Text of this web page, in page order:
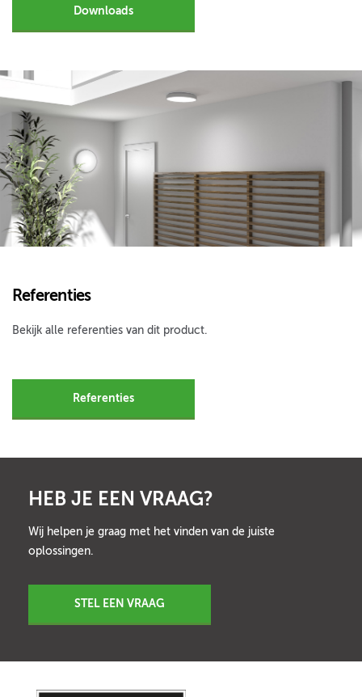
Downloads
Referenties
Bekijk alle referenties van dit product.
Referenties
HEB JE EEN VRAAG?
Wij helpen je graag met het vinden van de juiste
oplossingen.
STEL EEN VRAAG